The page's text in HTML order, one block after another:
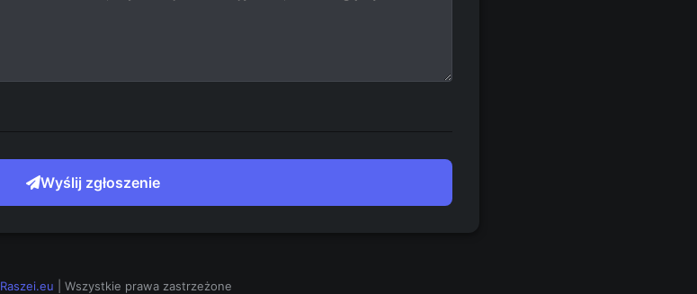
Wyślij zgłoszenie
Raszei.eu | Wszystkie prawa zastrzeżone